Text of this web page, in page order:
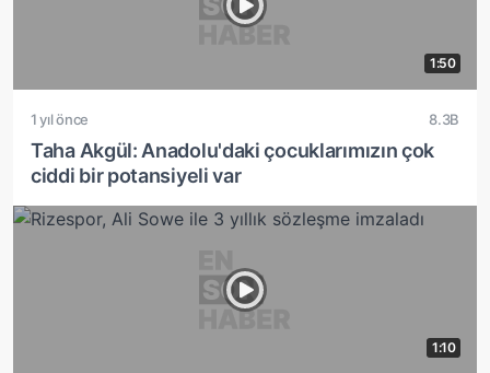
1:50
1 yıl önce 8.3B
Taha Akgül: Anadolu'daki çocuklarımızın çok
ciddi bir potansiyeli var
1:10